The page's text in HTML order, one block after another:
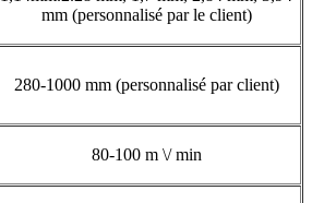
mm (personnalisé par le client)
280-1000 mm (personnalisé par client)
80-100 m \/ min